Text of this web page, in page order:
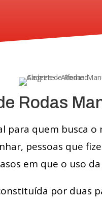
Rodas
para quem busca
pessoas que
em que o uso
por